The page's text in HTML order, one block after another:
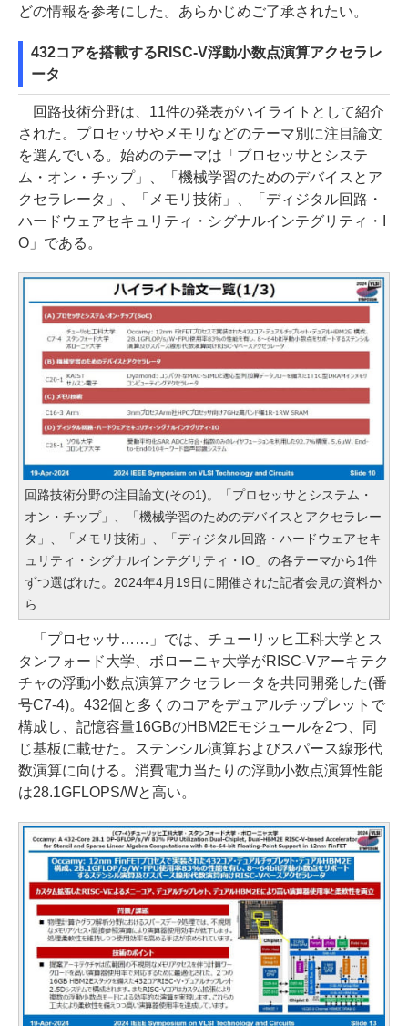
どの情報を参考にした。あらかじめご了承されたい。
432コアを搭載するRISC-V浮動小数点演算アクセラレ
ータ
回路技術分野は、11件の発表がハイライトとして紹介
された。プロセッサやメモリなどのテーマ別に注目論文
を選んでいる。始めのテーマは「プロセッサとシステ
ム・オン・チップ」、「機械学習のためのデバイスとア
クセラレータ」、「メモリ技術」、「ディジタル回路・
ハードウェアセキュリティ・シグナルインテグリティ・I
O」である。
回路技術分野の注目論文(その1)。「プロセッサとシステム・
オン・チップ」、「機械学習のためのデバイスとアクセラレー
タ」、「メモリ技術」、「ディジタル回路・ハードウェアセキ
ュリティ・シグナルインテグリティ・IO」の各テーマから1件
ずつ選ばれた。2024年4月19日に開催された記者会見の資料か
ら
「プロセッサ……」では、チューリッヒ工科大学とス
タンフォード大学、ボローニャ大学がRISC-Vアーキテク
チャの浮動小数点演算アクセラレータを共同開発した(番
号C7-4)。432個と多くのコアをデュアルチップレットで
構成し、記憶容量16GBのHBM2Eモジュールを2つ、同
じ基板に載せた。ステンシル演算およびスパース線形代
数演算に向ける。消費電力当たりの浮動小数点演算性能
は28.1GFLOPS/Wと高い。